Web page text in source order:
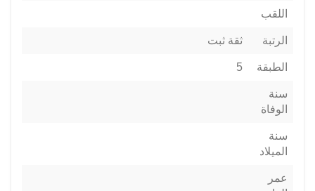
اللقب
الرتبة ثقة ثبت
الطبقة 5
سنة
الوفاة
سنة
الميلاد
عمر